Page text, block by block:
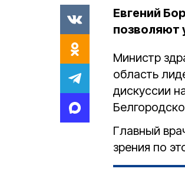
Евгений
позволяют
Министр
область
дискуссии
Главный
зрения по